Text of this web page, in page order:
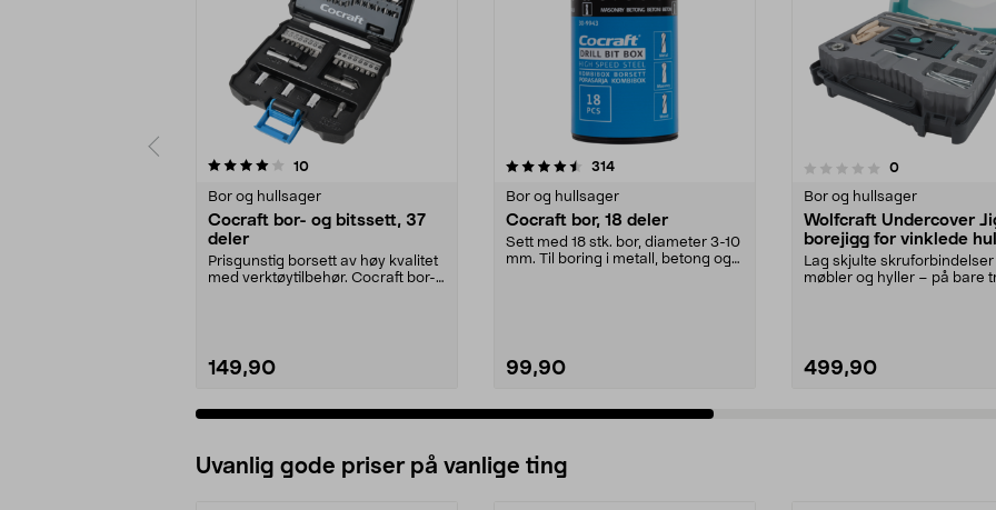
10anmeldelser
Bor og hullsager
Cocraft bor- og bitssett, 37
deler
Prisgunstig borsett av høy kvalitet
med verktøytilbehør. Cocraft bor-
149,90
4.5 av 5 stjerner 314anmeldelser
Bor og hullsager
Cocraft bor, 18 deler
Sett med 18 stk. bor, diameter 3-10
mm. Til boring i metall, betong og
99,90
0.0 av 5 stjerner 0anmeldelser
Bor og hullsager
Wolfcraft Undercover
borejigg for vinklede hull
Lag skjulte skruforbindelser
møbler og hyller – på bare
499,90
0.0 av 5 stjerner
Uvanlig gode priser på vanlige ting